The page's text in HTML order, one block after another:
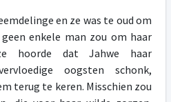
en ze was te oud om
enkele man zou om haar
hoorde dat Jahwe haar
oogsten schonk,
terug te keren. Misschien zou